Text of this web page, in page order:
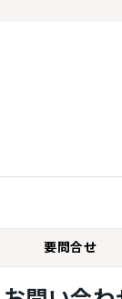
要問合せ